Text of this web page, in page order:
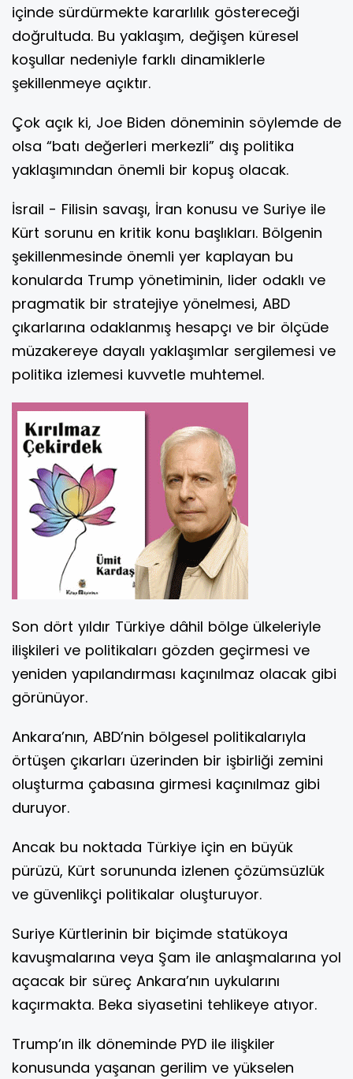
içinde sürdürmekte kararlılık göstereceği
doğrultuda. Bu yaklaşım, değişen küresel
koşullar nedeniyle farklı dinamiklerle
şekillenmeye açıktır.
Çok açık ki, Joe Biden döneminin söylemde de
olsa “batı değerleri merkezli” dış politika
yaklaşımından önemli bir kopuş olacak.
İsrail - Filisin savaşı, İran konusu ve Suriye ile
Kürt sorunu en kritik konu başlıkları. Bölgenin
şekillenmesinde önemli yer kaplayan bu
konularda Trump yönetiminin, lider odaklı ve
pragmatik bir stratejiye yönelmesi, ABD
çıkarlarına odaklanmış hesapçı ve bir ölçüde
müzakereye dayalı yaklaşımlar sergilemesi ve
politika izlemesi kuvvetle muhtemel.
Son dört yıldır Türkiye dâhil bölge ülkeleriyle
ilişkileri ve politikaları gözden geçirmesi ve
yeniden yapılandırması kaçınılmaz olacak gibi
görünüyor.
Ankara’nın, ABD’nin bölgesel politikalarıyla
örtüşen çıkarları üzerinden bir işbirliği zemini
oluşturma çabasına girmesi kaçınılmaz gibi
duruyor.
Ancak bu noktada Türkiye için en büyük
pürüzü, Kürt sorununda izlenen çözümsüzlük
ve güvenlikçi politikalar oluşturuyor.
Suriye Kürtlerinin bir biçimde statükoya
kavuşmalarına veya Şam ile anlaşmalarına yol
açacak bir süreç Ankara’nın uykularını
kaçırmakta. Beka siyasetini tehlikeye atıyor.
Trump’ın ilk döneminde PYD ile ilişkiler
konusunda yaşanan gerilim ve yükselen